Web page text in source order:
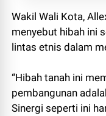
Wakil Wali Kota,
menyebut hibah ini
lintas etnis dalam
“Hibah tanah ini
pembangunan
Sinergi seperti ini